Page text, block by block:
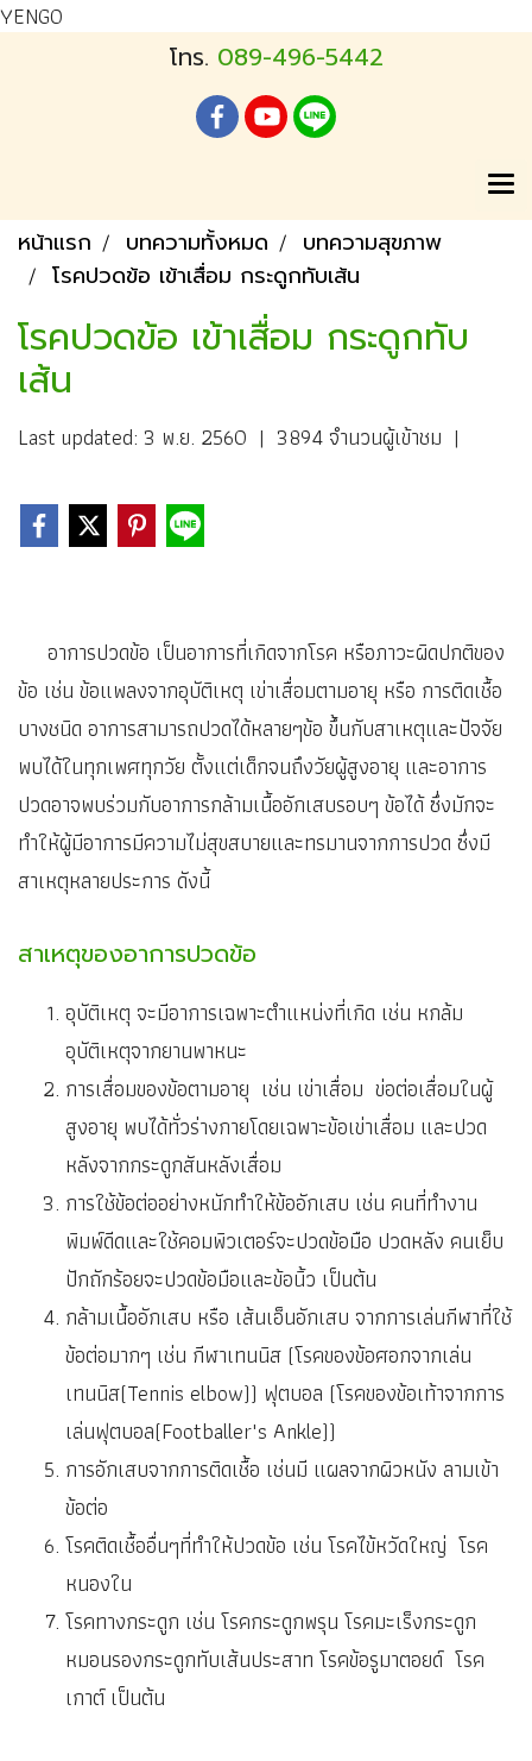
YENGO
โทร. 089-496-5442
หน้าแรก บทความทั้งหมด
บทความสุขภาพ
โรคปวดข้อ เข้าเสื่อม กระดูกทับเส้น
โรคปวดข้อ เข้าเสื่อม กระดูกทับ
เส้น
Last updated: 3 พ.ย. 2560 | 3894 จำนวนผู้เข้าชม |
อาการปวดข้อ เป็นอาการที่เกิดจากโรค หรือภาวะผิดปกติของ
ข้อ เช่น ข้อแพลงจากอุบัติเหตุ เข่าเสื่อมตามอายุ หรือ การติดเชื้อ
บางชนิด อาการสามารถปวดได้หลายๆข้อ ขึ้นกับสาเหตุและปัจจัย
พบได้ในทุกเพศทุกวัย ตั้งแต่เด็กจนถึงวัยผู้สูงอายุ และอาการ
ปวดอาจพบร่วมกับอาการกล้ามเนื้ออักเสบรอบๆ ข้อได้ ซึ่งมักจะ
ทำให้ผู้มีอาการมีความไม่สุขสบายและทรมานจากการปวด ซึ่งมี
สาเหตุหลายประการ ดังนี้
สาเหตุของอาการปวดข้อ
อุบัติเหตุ จะมีอาการเฉพาะตำแหน่งที่เกิด เช่น หกล้ม
อุบัติเหตุจากยานพาหนะ
การเสื่อมของข้อตามอายุ เช่น เข่าเสื่อม ข่อต่อเสื่อมในผู้
สูงอายุ พบได้ทั่วร่างกายโดยเฉพาะข้อเข่าเสื่อม และปวด
หลังจากกระดูกสันหลังเสื่อม
การใช้ข้อต่ออย่างหนักทำให้ข้ออักเสบ เช่น คนที่ทำงาน
พิมพ์ดีดและใช้คอมพิวเตอร์จะปวดข้อมือ ปวดหลัง คนเย็บ
ปักถักร้อยจะปวดข้อมือและข้อนิ้ว เป็นต้น
กล้ามเนื้ออักเสบ หรือ เส้นเอ็นอักเสบ จากการเล่นกีฬาที่ใช้
ข้อต่อมากๆ เช่น กีฬาเทนนิส (โรคของข้อศอกจากเล่น
เทนนิส(Tennis elbow)) ฟุตบอล (โรคของข้อเท้าจากการ
เล่นฟุตบอล(Footballer's Ankle))
การอักเสบจากการติดเชื้อ เช่นมี แผลจากผิวหนัง ลามเข้า
ข้อต่อ
โรคติดเชื้ออื่นๆที่ทำให้ปวดข้อ เช่น โรคไข้หวัดใหญ่ โรค
หนองใน
โรคทางกระดูก เช่น โรคกระดูกพรุน โรคมะเร็งกระดูก
หมอนรองกระดูกทับเส้นประสาท โรคข้อรูมาตอยด์ โรค
เกาต์ เป็นต้น